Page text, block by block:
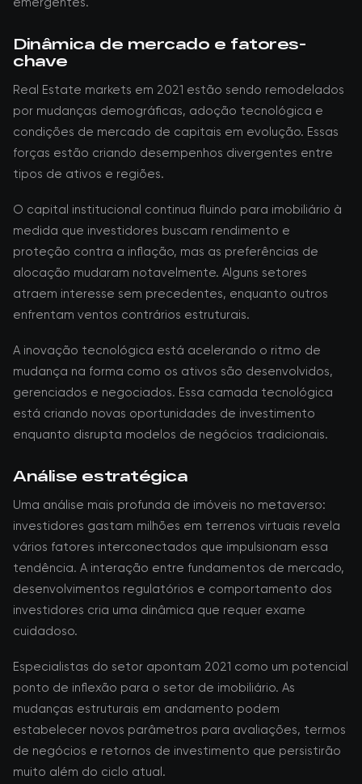
Dinâmica de mercado e fatores-
chave
Real Estate markets em 2021 estão sendo remodelados
por mudanças demográficas, adoção tecnológica e
condições de mercado de capitais em evolução. Essas
forças estão criando desempenhos divergentes entre
tipos de ativos e regiões.
O capital institucional continua fluindo para imobiliário à
medida que investidores buscam rendimento e
proteção contra a inflação, mas as preferências de
alocação mudaram notavelmente. Alguns setores
atraem interesse sem precedentes, enquanto outros
enfrentam ventos contrários estruturais.
A inovação tecnológica está acelerando o ritmo de
mudança na forma como os ativos são desenvolvidos,
gerenciados e negociados. Essa camada tecnológica
está criando novas oportunidades de investimento
enquanto disrupta modelos de negócios tradicionais.
Análise estratégica
Uma análise mais profunda de imóveis no metaverso:
investidores gastam milhões em terrenos virtuais revela
vários fatores interconectados que impulsionam essa
tendência. A interação entre fundamentos de mercado,
desenvolvimentos regulatórios e comportamento dos
investidores cria uma dinâmica que requer exame
cuidadoso.
Especialistas do setor apontam 2021 como um potencial
ponto de inflexão para o setor de imobiliário. As
mudanças estruturais em andamento podem
estabelecer novos parâmetros para avaliações, termos
de negócios e retornos de investimento que persistirão
muito além do ciclo atual.